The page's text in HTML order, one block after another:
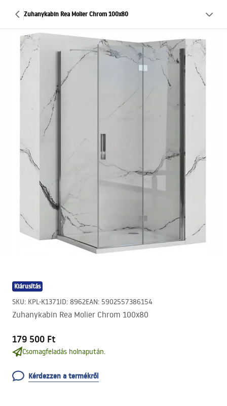
Zuhanykabin Rea Molier Chrom 100x80
Kiárusítás
SKU: KPL-K1371ID: 8962EAN: 5902557386154
Zuhanykabin Rea Molier Chrom 100x80
179 500 Ft
Csomagfeladás holnapután.
Kérdezzen a termékről